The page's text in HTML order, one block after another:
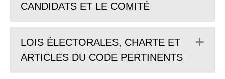
CANDIDATS ET LE COMITÉ
LOIS ÉLECTORALES, CHARTE ET
ARTICLES DU CODE PERTINENTS